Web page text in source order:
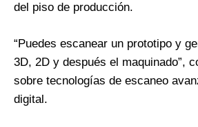
del piso de producción.
“Puedes escanear un prototipo y
3D, 2D y después el maquinado”,
sobre tecnologías de escaneo
digital.